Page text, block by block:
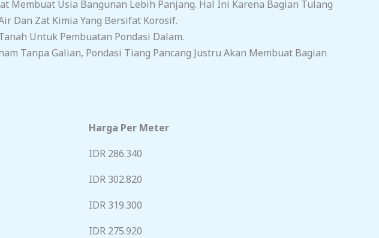
Membuat Usia Bangunan Lebih Panjang. Hal Ini Karena Bagian Tulang
Dan Zat Kimia Yang Bersifat Korosif.
Untuk Pembuatan Pondasi Dalam.
Tanpa Galian, Pondasi Tiang Pancang Justru Akan Membuat Bagian
Harga Per Meter
IDR 286.340
IDR 302.820
IDR 319.300
IDR 275.920